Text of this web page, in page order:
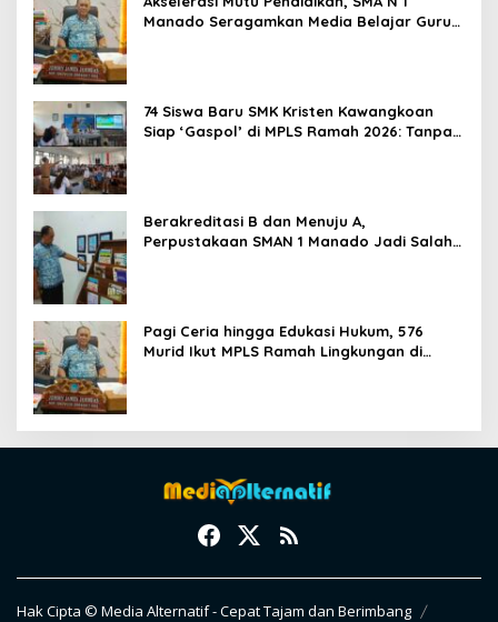
Manado Seragamkan Media Belajar Guru
74 Siswa Baru SMK Kristen Kawangkoan
Siap ‘Gaspol’ di MPLS Ramah 2026: Tanpa
Berakreditasi B dan Menuju A,
Perpustakaan SMAN 1 Manado Jadi Salah
Pagi Ceria hingga Edukasi Hukum, 576
Murid Ikut MPLS Ramah Lingkungan di
Hak Cipta © Media Alternatif - Cepat Tajam dan Berimbang